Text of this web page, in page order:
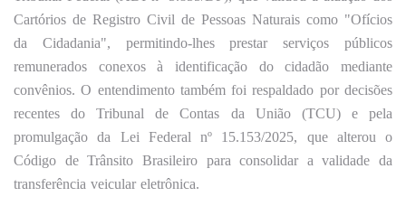
Cartórios de Registro Civil de Pessoas Naturais como "Ofícios
da Cidadania", permitindo-lhes prestar serviços públicos
remunerados conexos à identificação do cidadão mediante
convênios. O entendimento também foi respaldado por decisões
recentes do Tribunal de Contas da União (TCU) e pela
promulgação da Lei Federal nº 15.153/2025, que alterou o
Código de Trânsito Brasileiro para consolidar a validade da
transferência veicular eletrônica.